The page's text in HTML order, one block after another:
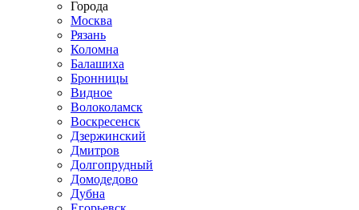
Города
Москва
Рязань
Коломна
Балашиха
Бронницы
Видное
Волоколамск
Воскресенск
Дзержинский
Дмитров
Долгопрудный
Домодедово
Дубна